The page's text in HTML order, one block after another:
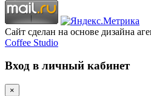
Сайт сделан на основе дизайна
Coffee Studio
Вход в личный кабинет
×